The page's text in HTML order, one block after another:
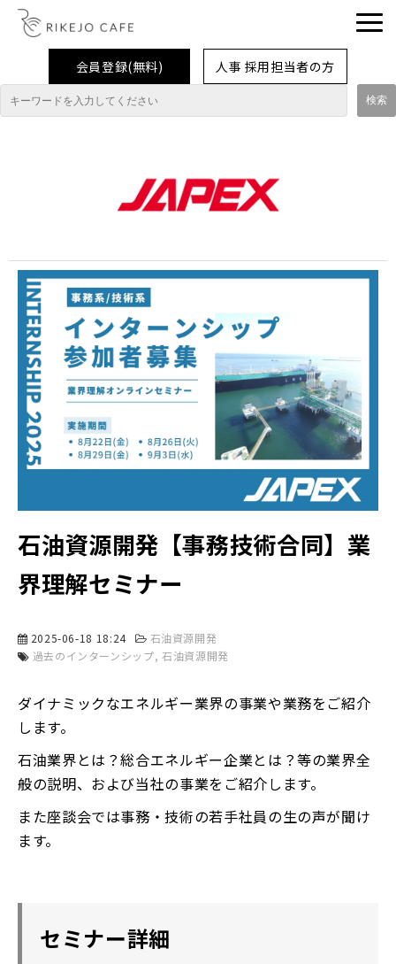
会員登録(無料) 人事 採用担当者の方
イベント
企業取材レポート
コラム・特集
インターンシップ体験談
石油資源開発【事務技術合同】業
界理解セミナー
2025-06-18 18:24
石油資源開発
過去のインターンシップ 石油資源開発
ダイナミックなエネルギー業界の事業や業務をご紹介
します。
石油業界とは？総合エネルギー企業とは？等の業界全
般の説明、および当社の事業をご紹介します。
また座談会では事務・技術の若手社員の生の声が聞け
ます。
セミナー詳細